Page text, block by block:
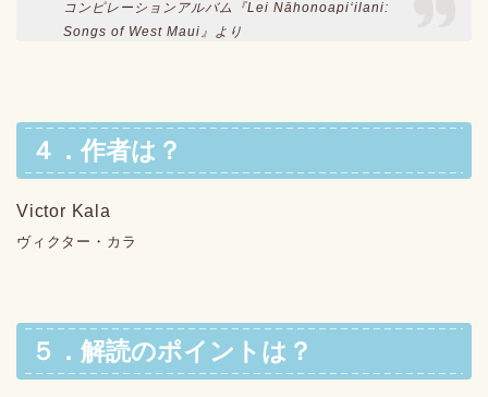
コンピレーションアルバム『Lei Nāhonoapiʻilani:
Songs of West Maui』より
４．作者は？
Victor Kala
ヴィクター・カラ
５．解読のポイントは？